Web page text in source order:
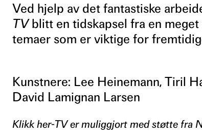
Ved hjelp av det fantastiske
TVblitt en tidskapsel fra en
temaer som er viktige for
Kunstnere: Lee Heinemann, Tiril
David Lamignan Larsen
Klikk her-TV er muliggjort med støtte fra